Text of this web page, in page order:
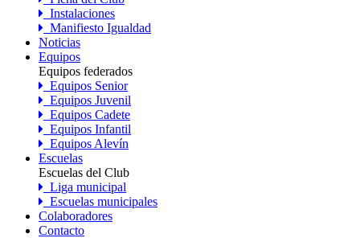
Instalaciones
Manifiesto Igualdad
Noticias
Equipos
Equipos federados
Equipos Senior
Equipos Juvenil
Equipos Cadete
Equipos Infantil
Equipos Alevín
Escuelas
Escuelas del Club
Liga municipal
Escuelas municipales
Colaboradores
Contacto